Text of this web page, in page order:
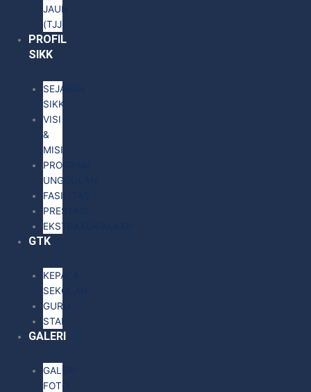
JAUH
(TJJ)
PROFIL
SIKK
SEJARAH
SIKK
VISI
&
MISI
PROGRAM
UNGGULAN
FASILITAS
PRESTASI
EKSTRAKURIKULER
GTK
KEPALA
SEKOLAH
GURU
STAF
GALERI
GALERI
FOTO